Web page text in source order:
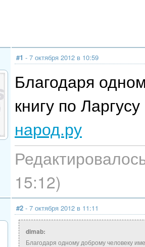
#1 - 7 октября 2012 в 10:59
Благодаря
книгу по Ларгусу
народ.ру
15:12)
#2 - 7 октября 2012 в 11:11
dimab:
Благодаря одному доброму человеку